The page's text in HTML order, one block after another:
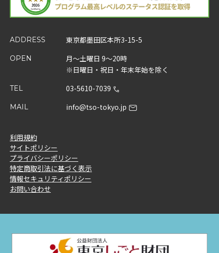
ADDRESS 東京都墨田区本所3-15-5
OPEN
月～土曜日 9～20時
※日曜日・祝日・年末年始を除く
TEL 03-5610-7039
MAIL info@tso-tokyo.jp
利用規約
サイトポリシー
プライバシーポリシー
特定商取引法に基づく表示
情報セキュリティポリシー
お問い合わせ